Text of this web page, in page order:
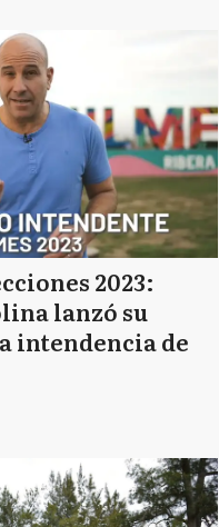
2023:
lanzó su
intendencia de